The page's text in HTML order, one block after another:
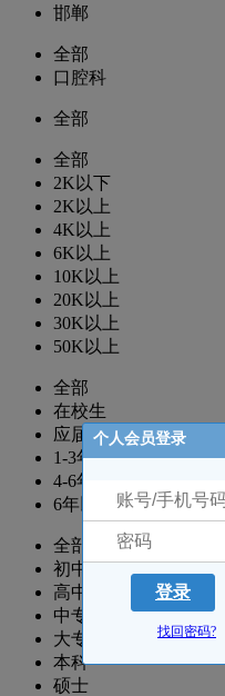
邯郸
全部
口腔科
全部
全部
2K以下
2K以上
4K以上
6K以上
10K以上
20K以上
30K以上
50K以上
全部
在校生
应届生
1-3年
4-6年
6年以上
全部
初中
高中
中专
大专
本科
硕士
个人会员登录
登录
找回密码?